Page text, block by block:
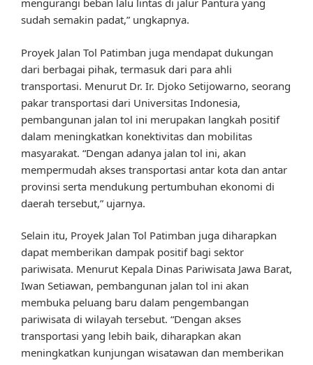
mengurangi beban lalu lintas di jalur Pantura yang
sudah semakin padat,” ungkapnya.
Proyek Jalan Tol Patimban juga mendapat dukungan
dari berbagai pihak, termasuk dari para ahli
transportasi. Menurut Dr. Ir. Djoko Setijowarno, seorang
pakar transportasi dari Universitas Indonesia,
pembangunan jalan tol ini merupakan langkah positif
dalam meningkatkan konektivitas dan mobilitas
masyarakat. “Dengan adanya jalan tol ini, akan
mempermudah akses transportasi antar kota dan antar
provinsi serta mendukung pertumbuhan ekonomi di
daerah tersebut,” ujarnya.
Selain itu, Proyek Jalan Tol Patimban juga diharapkan
dapat memberikan dampak positif bagi sektor
pariwisata. Menurut Kepala Dinas Pariwisata Jawa Barat,
Iwan Setiawan, pembangunan jalan tol ini akan
membuka peluang baru dalam pengembangan
pariwisata di wilayah tersebut. “Dengan akses
transportasi yang lebih baik, diharapkan akan
meningkatkan kunjungan wisatawan dan memberikan